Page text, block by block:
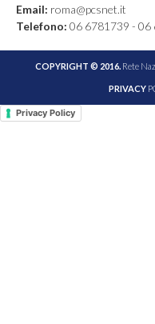
Email: roma@pcsnet.it
Telefono: 06 6781739 - 06
COPYRIGHT © 2016. Rete
PRIVACY
Privacy Policy